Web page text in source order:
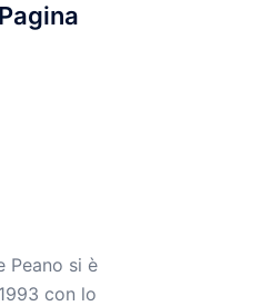
Peano si è
con lo